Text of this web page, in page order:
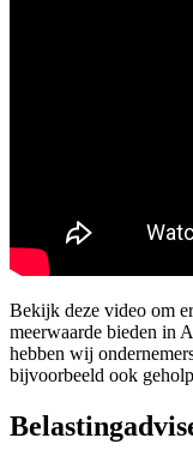
Bekijk deze video om
meerwaarde bieden in
hebben wij
bijvoorbeeld ook